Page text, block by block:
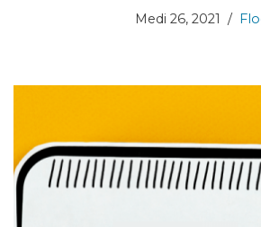
Medi 26, 2021